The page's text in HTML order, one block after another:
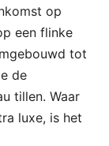
op
een flinke
tot
de
tillen. Waar
luxe, is het